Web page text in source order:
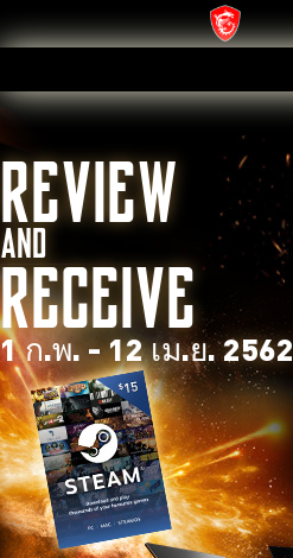
REVIEW
AND
RECEIVE
1 ก.พ. - 12 เม.ย. 2562